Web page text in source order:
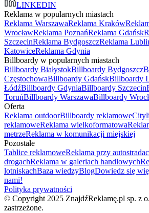
LINKEDIN
Reklama w popularnych miastach
Reklama WarszawaReklama Kraków
WrocławReklama PoznańReklama Gdańsk
SzczecinReklama BydgoszczReklama
KatowiceReklama Gdynia
Billboardy w popularnych miastach
Billboardy BiałystokBillboardy Bydgoszcz
CzęstochowaBillboardy GdańskBillboardy
ŁódźBillboardy GdyniaBillboardy Szczecin
ToruńBillboardy WarszawaBillboardy
Oferta
Reklama outdoorBillboardy reklamowe
reklamoweReklama wielkoformatowa
metrzeReklama w komunikacji miejskiej
Pozostałe
Tablice reklamoweReklama przy
drogachReklama w galeriach handlowych
lotniskachBaza wiedzyBlogDowiedz się
nami!
Polityka prywatności
© Copyright 2025 ZnajdźReklamę.pl sp. z
zastrzeżone.